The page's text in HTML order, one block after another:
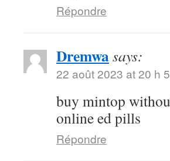
Répondre
Dremwasays:
22 août 2023 at 20 h
buy mintop
online ed pills
Répondre